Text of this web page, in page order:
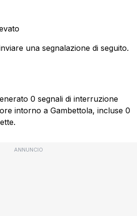
una segnalazione di seguito.
0 segnali di interruzione
intorno a Gambettola, incluse 0
ANNUNCIO